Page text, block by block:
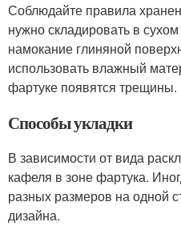
Соблюдайте правила
нужно складировать в
намокание глиняной
использовать влажный
фартуке появятся трещины.
Способы укладки
В зависимости от вида
кафеля в зоне фартука.
разных размеров на одной
дизайна.